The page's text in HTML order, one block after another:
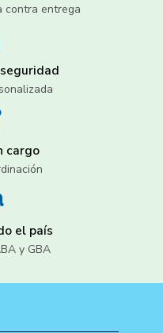
contra entrega
cargo
el país
y GBA